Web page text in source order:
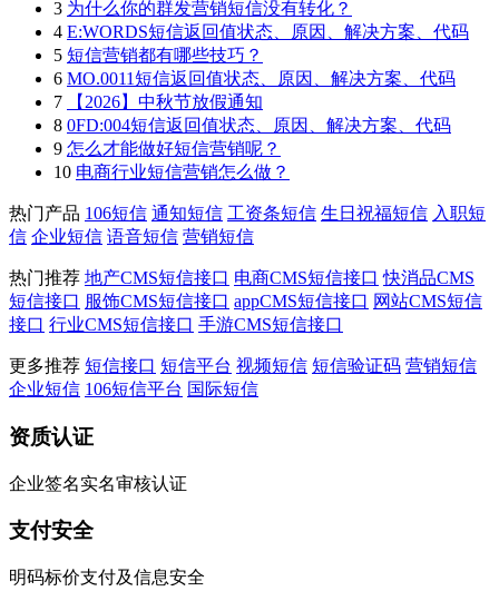
3 为什么你的群发营销短信没有转化？
4 E:WORDS短信返回值状态、原因、解决方案、代码
5 短信营销都有哪些技巧？
6 MO.0011短信返回值状态、原因、解决方案、代码
7
【2026】中秋节放假通知
8 0FD:004短信返回值状态、原因、解决方案、代码
9 怎么才能做好短信营销呢？
10 电商行业短信营销怎么做？
热门产品 106短信 通知短信 工资条短信 生日祝福短信 入职短
信 企业短信 语音短信 营销短信
热门推荐 地产CMS短信接口 电商CMS短信接口 快消品CMS
短信接口 服饰CMS短信接口 appCMS短信接口 网站CMS短信
接口 行业CMS短信接口 手游CMS短信接口
更多推荐 短信接口 短信平台 视频短信 短信验证码 营销短信
企业短信 106短信平台 国际短信
资质认证
企业签名实名审核认证
支付安全
明码标价支付及信息安全